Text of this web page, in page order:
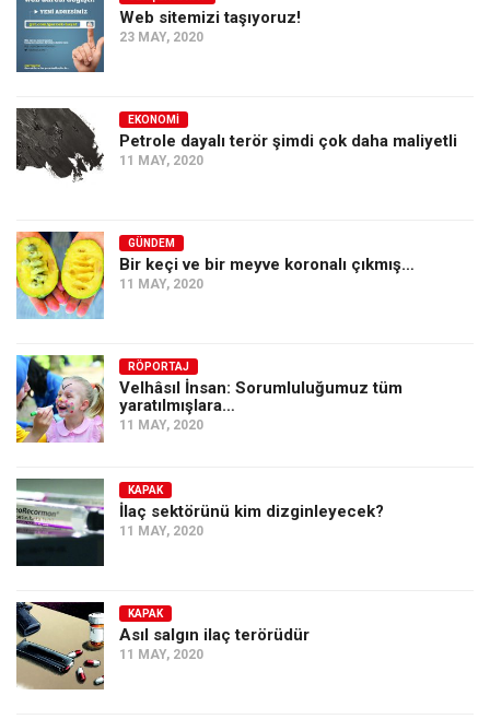
Web sitemizi taşıyoruz!
23 MAY, 2020
EKONOMI
Petrole dayalı terör şimdi çok daha maliyetli
11 MAY, 2020
GÜNDEM
Bir keçi ve bir meyve koronalı çıkmış…
11 MAY, 2020
RÖPORTAJ
Velhâsıl İnsan: Sorumluluğumuz tüm
yaratılmışlara…
11 MAY, 2020
KAPAK
İlaç sektörünü kim dizginleyecek?
11 MAY, 2020
KAPAK
Asıl salgın ilaç terörüdür
11 MAY, 2020